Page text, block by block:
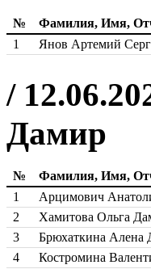
№ Фамилия, Имя,
1
Янов Артемий
/
Дамир
№ Фамилия, Имя,
1
Арцимович
2
Хамитова Ольга
3
Брюхаткина Алена
4
Костромина